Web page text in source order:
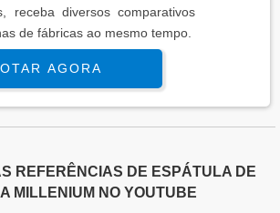
receba diversos comparativos
de fábricas ao mesmo tempo.
AGORA
REFERÊNCIAS DE ESPÁTULA DE
MILLENIUM NO YOUTUBE